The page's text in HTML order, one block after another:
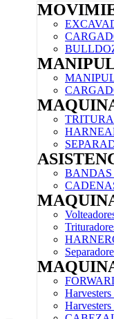
BANDAS
Harvesters